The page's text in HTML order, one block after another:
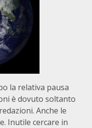
la relativa pausa
è dovuto soltanto
Anche le
Inutile cercare in